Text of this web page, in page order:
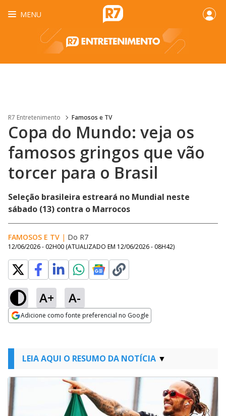
MENU
R7 Entretenimento Famosos e TV
Copa do Mundo: veja os
famosos gringos que vão
torcer para o Brasil
Seleção brasileira estreará no Mundial neste
sábado (13) contra o Marrocos
FAMOSOS E TV | Do R7
12/06/2026 - 02H00 (ATUALIZADO EM 12/06/2026 - 08H42)
A+ A-
Adicione como fonte preferencial no Google
LEIA AQUI O RESUMO DA NOTÍCIA